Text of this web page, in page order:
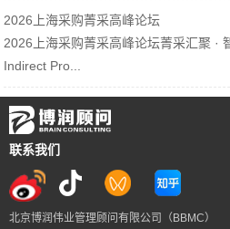
2026上海采购菁采高峰论坛
2026上海采购菁采高峰论坛菁采汇聚 ·
Indirect Pro...
联系我们
北京博润伟业管理顾问有限公司（BBMC）